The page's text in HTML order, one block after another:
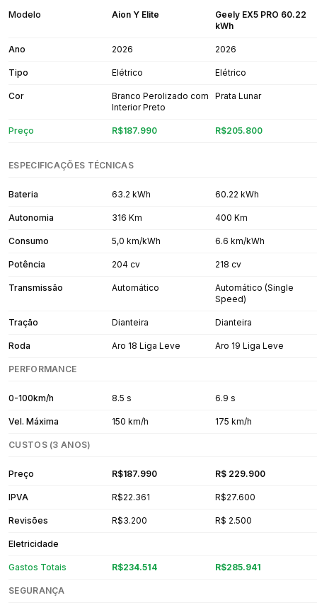
Modelo Aion Y Elite
Geely EX5 PRO 60.22
kWh
Ano 2026 2026
Tipo Elétrico Elétrico
Cor
Branco Perolizado com
Interior Preto
Prata Lunar
Preço R$187.990 R$205.800
ESPECIFICAÇÕES TÉCNICAS
Bateria 63.2 kWh 60.22 kWh
Autonomia 316 Km 400 Km
Consumo 5,0 km/kWh 6.6 km/kWh
Potência 204 cv 218 cv
Transmissão Automático
Automático (Single
Speed)
Tração Dianteira Dianteira
Roda Aro 18 Liga Leve Aro 19 Liga Leve
PERFORMANCE
0-100km/h 8.5 s 6.9 s
Vel. Máxima 150 km/h 175 km/h
CUSTOS (3 ANOS)
Preço R$187.990 R$ 229.900
IPVA R$22.361 R$27.600
Revisões R$3.200 R$ 2.500
Eletricidade
Gastos Totais R$234.514 R$285.941
SEGURANÇA